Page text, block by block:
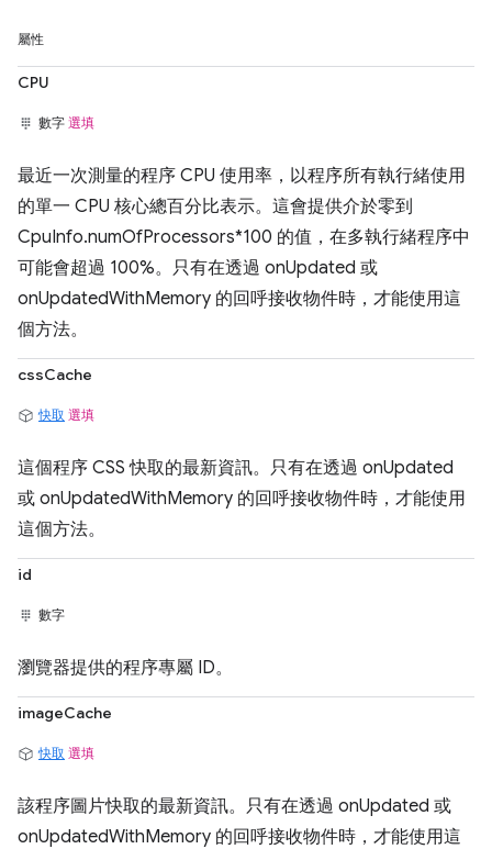
屬性
CPU
數字 選填
最近一次測量的程序 CPU 使用率，以程序所有執行緒使用
的單一 CPU 核心總百分比表示。這會提供介於零到
CpuInfo.numOfProcessors*100 的值，在多執行緒程序中
可能會超過 100%。只有在透過 onUpdated 或
onUpdatedWithMemory 的回呼接收物件時，才能使用這
個方法。
cssCache
快取 選填
這個程序 CSS 快取的最新資訊。只有在透過 onUpdated
或 onUpdatedWithMemory 的回呼接收物件時，才能使用
這個方法。
id
數字
瀏覽器提供的程序專屬 ID。
imageCache
快取 選填
該程序圖片快取的最新資訊。只有在透過 onUpdated 或
onUpdatedWithMemory 的回呼接收物件時，才能使用這